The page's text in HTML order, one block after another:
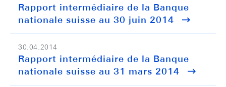
Rapport intermédiaire de la Banque
nationale suisse au 30 juin 2014
30.04.2014
Rapport intermédiaire de la Banque
nationale suisse au 31 mars 2014